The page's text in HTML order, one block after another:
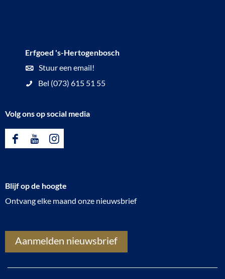
Erfgoed 's-Hertogenbosch
Stuur een email!
Bel (073) 615 51 55
Volg ons op social media
F
e
b
o
k
E
Y
T
u
E
r
I
t
a
a
m
Blijf op de hoogte
Ontvang elke maand onze nieuwsbrief
Aanmelden nieuwsbrief